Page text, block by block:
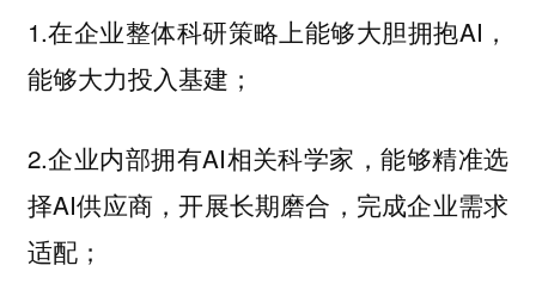
1.在企业整体科研策略上能够大胆拥抱AI，
能够大力投入基建；
2.企业内部拥有AI相关科学家，能够精准选
择AI供应商，开展长期磨合，完成企业需求
适配；